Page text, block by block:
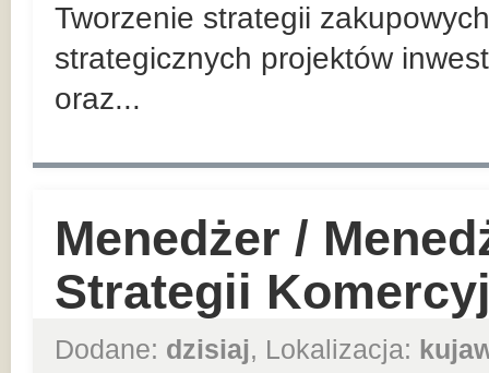
Tworzenie strategii
strategicznych projektów
oraz...
Menedżer /
Strategii
Dodane: dzisiaj, Lokalizacja: